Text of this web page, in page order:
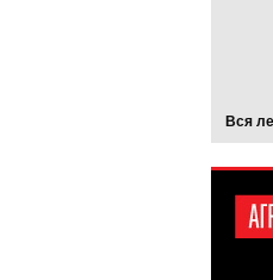
Вся